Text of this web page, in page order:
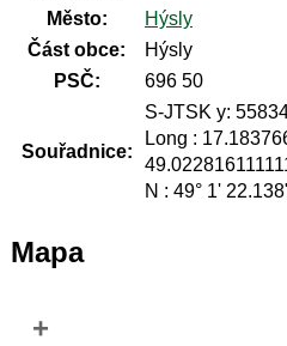
Město:
Hýsly
Část obce:
Hýsly
PSČ:
696 50
Souřadnice:
S-JTSK y:
Long :
N : 49° 1'
Mapa
+